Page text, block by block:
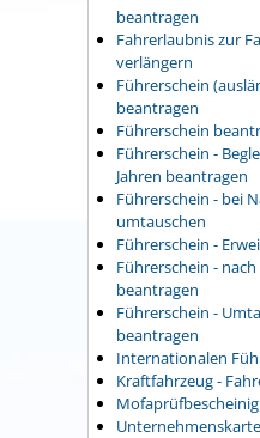
beantragen
Fahrerlaubnis zur
verlängern
Führerschein
beantragen
Führerschein
Führerschein -
Jahren beantragen
Führerschein - bei
umtauschen
Führerschein -
Führerschein -
beantragen
Führerschein -
beantragen
Internationalen
Kraftfahrzeug -
Unternehmenskarte